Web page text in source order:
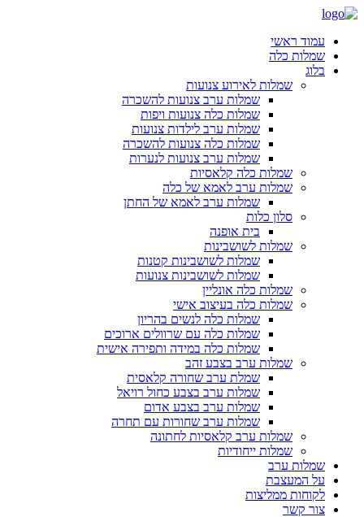
עמוד ראשי
שמלות כלה
בלוג
שמלות לאירוע צנועות
שמלות ערב צנועות להשכרה
שמלות כלה צנועות ויפות
שמלות ערב לילדות צנועות
שמלות כלה צנועות להשכרה
שמלות ערב צנועות לנערות
שמלות כלה קלאסיות
שמלות ערב לאמא של כלה
שמלות ערב לאמא של החתן
סלון כלות
בית אופנה
שמלות לשושבינות
שמלות לשושבינות קטנות
שמלות לשושבינות צנועות
שמלות כלה אונליין
שמלות כלה בעיצוב אישי
שמלות כלה לנשים בהריון
שמלות כלה עם שרוולים ארוכים
שמלות כלה במידה ותפירה אישית
שמלות ערב בצבע זהב
שמלת ערב שחורה קלאסית
שמלות ערב בצבע כחול רויאל
שמלות ערב בצבע אדום
שמלות ערב שחורות עם תחרה
שמלות ערב קלאסיות לחתונה
שמלות ייחודיות
שמלות ערב
על המעצבת
לקוחות ממליצות
צור קשר